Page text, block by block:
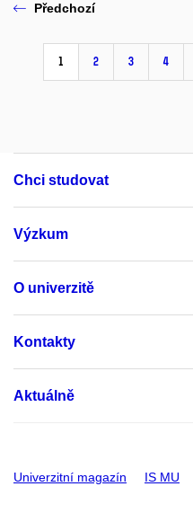
Předchozí
1 2 3 4
Chci studovat
Výzkum
O univerzitě
Kontakty
Aktuálně
Univerzitní magazín IS MU